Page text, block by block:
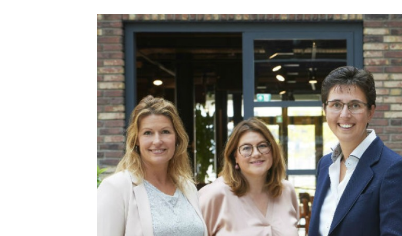
Gedragsverandering
Influencer marketing
Interne communicatie
Martech